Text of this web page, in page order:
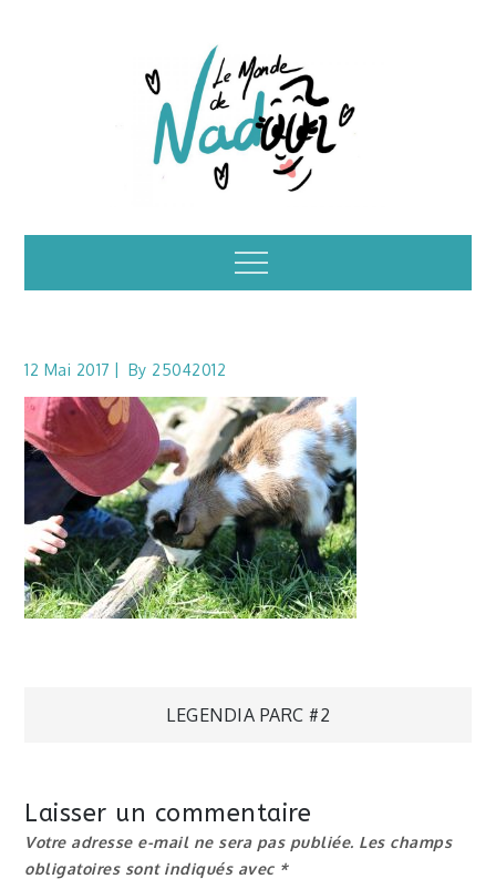
Illustrations – le
monde de Nadoo
Menu
12 Mai 2017 By 25042012
Navigation
l’article
LEGENDIA PARC #2
Laisser un commentaire
Votre adresse e-mail ne sera pas publiée. Les champs
obligatoires sont indiqués avec *